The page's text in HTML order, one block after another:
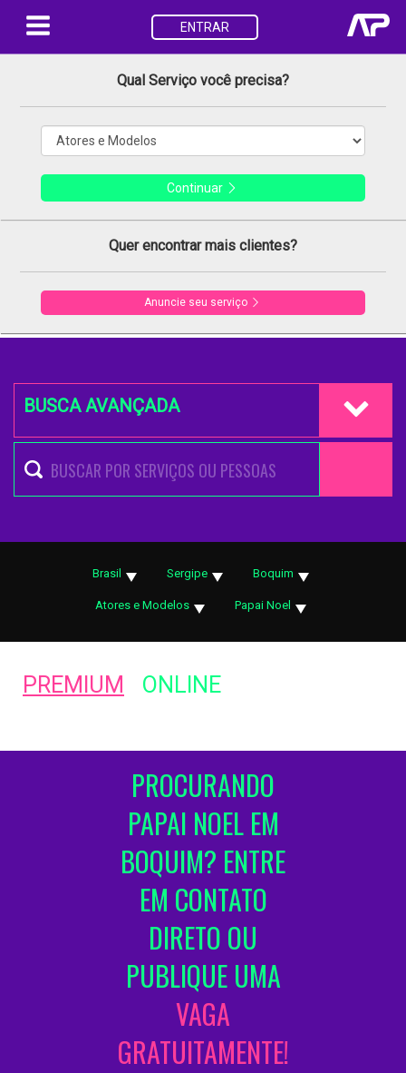
ENTRAR
Qual Serviço você precisa?
Continuar
Quer encontrar mais clientes?
Anuncie seu serviço
BUSCA AVANÇADA
Brasil Sergipe Boquim
Atores e Modelos Papai Noel
PREMIUM ONLINE
PROCURANDO
PAPAI NOEL EM
BOQUIM? ENTRE
EM CONTATO
DIRETO OU
PUBLIQUE UMA
VAGA
GRATUITAMENTE!